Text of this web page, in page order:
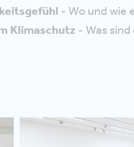
- Wo und wie
Klimaschutz - Was